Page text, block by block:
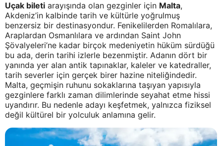
Uçak bileti arayışında olan gezginler için Malta,
Akdeniz’in kalbinde tarih ve kültürle yoğrulmuş
benzersiz bir destinasyondur. Fenikelilerden Romalılara,
Araplardan Osmanlılara ve ardından Saint John
Şövalyeleri’ne kadar birçok medeniyetin hüküm sürdüğü
bu ada, derin tarihi izlerle bezenmiştir. Adanın dört bir
yanında yer alan antik tapınaklar, kaleler ve katedraller,
tarih severler için gerçek birer hazine niteliğindedir.
Malta, geçmişin ruhunu sokaklarına taşıyan yapısıyla
gezginlere farklı zaman dilimlerinde seyahat etme hissi
uyandırır. Bu nedenle adayı keşfetmek, yalnızca fiziksel
değil kültürel bir yolculuk anlamına gelir.